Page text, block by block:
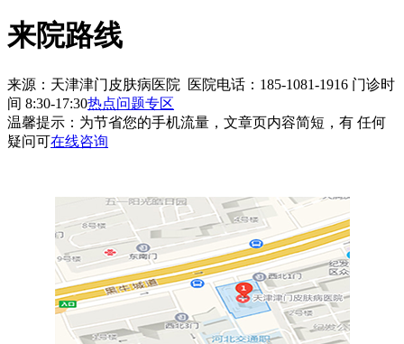
来院路线
来源：天津津门皮肤病医院 医院电话：185-1081-1916 门诊时
间 8:30-17:30热点问题专区
温馨提示： 为节省您的手机流量，文章页内容简短，有 任何
疑问可在线咨询